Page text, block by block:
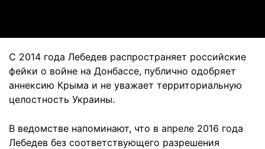
С 2014 года Лебедев распространяет российские
фейки о войне на Донбассе, публично одобряет
аннексию Крыма и не уважает территориальную
целостность Украины.
В ведомстве напоминают, что в апреле 2016 года
Лебедев без соответствующего разрешения